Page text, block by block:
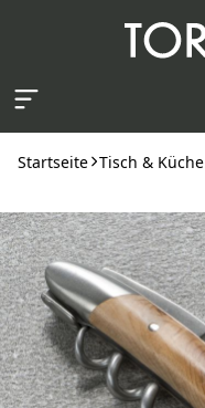
Startseite Tisch & Küche